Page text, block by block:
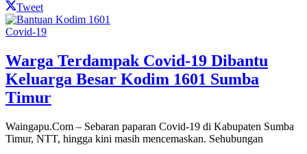
Tweet
Covid-19
Warga Terdampak Covid-19 Dibantu
Keluarga Besar Kodim 1601 Sumba
Timur
Waingapu.Com – Sebaran paparan Covid-19 di Kabupaten Sumba
Timur, NTT, hingga kini masih mencemaskan. Sehubungan